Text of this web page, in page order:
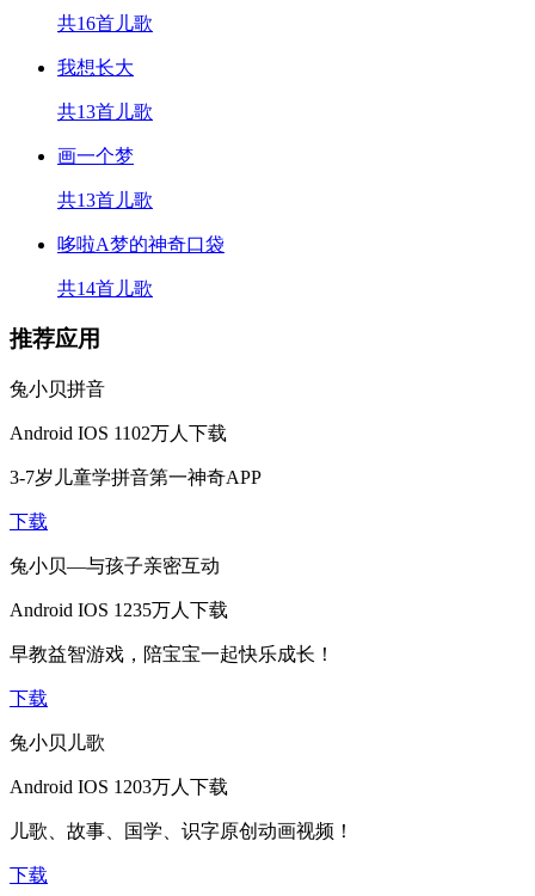
共16首儿歌
我想长大
共13首儿歌
画一个梦
共13首儿歌
哆啦A梦的神奇口袋
共14首儿歌
推荐应用
兔小贝拼音
Android IOS 1102万人下载
3-7岁儿童学拼音第一神奇APP
下载
兔小贝—与孩子亲密互动
Android IOS 1235万人下载
早教益智游戏，陪宝宝一起快乐成长！
下载
兔小贝儿歌
Android IOS 1203万人下载
儿歌、故事、国学、识字原创动画视频！
下载